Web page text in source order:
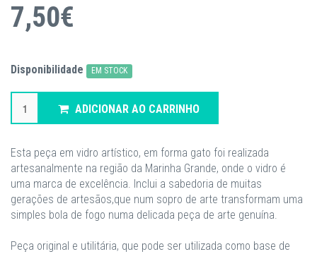
7,50€
Disponibilidade EM STOCK
ADICIONAR AO CARRINHO
Esta peça em vidro artístico, em forma gato foi realizada
artesanalmente na região da Marinha Grande, onde o vidro é
uma marca de excelência. Inclui a sabedoria de muitas
gerações de artesãos,que num sopro de arte transformam uma
simples bola de fogo numa delicada peça de arte genuína.
Peça original e utilitária, que pode ser utilizada como base de